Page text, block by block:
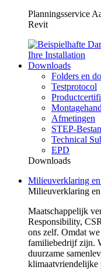
Planningsservice
Revit
Downloads
Folders en
Testprotocol
Afmetingen
STEP-
Technical
EPD
Downloads
Milieuverklaring
Milieuverklaring
Maatschappelijk
Responsibility,
ons zelf. Omdat
familiebedrijf zijn.
duurzame
klimaatvriendelijke